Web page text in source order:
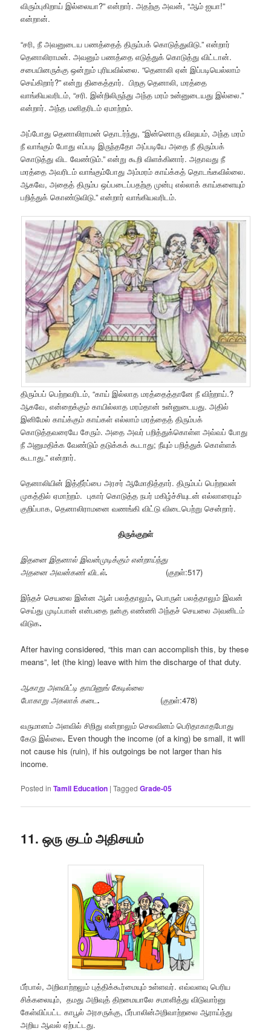
விரும்புகிறாய் இல்லையா?” என்றார். அதற்கு அவன், “ஆம் ஐயா!”
என்றான்.
“சரி, நீ அவனுடைய பணத்தைத் திரும்பக் கொடுத்துவிடு.” என்றார்
தெனாலிராமன். அவனும் பணத்தை எடுத்துக் கொடுத்து விட்டான்.
சபையினருக்கு ஒன்றும் புரியவில்லை. “தெனாலி ஏன் இப்படியெல்லாம்
செய்கிறார்?” என்று திகைத்தார். பிறகு தெனாலி, மரத்தை
வாங்கியவரிடம், “சரி. இன்றிலிருந்து அந்த மரம் உன்னுடையது இல்லை.”
என்றார். அந்த மனிதரிடம் ஏமாற்றம்.
அப்போது தெனாலிராமன் தொடர்ந்து, “இன்னொரு விஷயம், அந்த மரம்
நீ வாங்கும் போது எப்படி இருந்ததோ அப்படியே அதை நீ திரும்பக்
கொடுத்து விட வேண்டும்.” என்று கூறி விளக்கினார். அதாவது நீ
மரத்தை அவரிடம் வாங்கும்போது அம்மரம் காய்க்கத் தொடங்கவில்லை.
ஆகவே, அதைத் திரும்ப ஒப்படைப்பதற்கு முன்பு எல்லாக் காய்களையும்
பறித்துக் கொண்டுவிடு.” என்றார் வாங்கியவரிடம்.
திரும்பப் பெற்றவரிடம், “காய் இல்லாத மரத்தைத்தானே நீ விற்றாய்.?
ஆகவே, என்றைக்கும் காயில்லாத மரம்தான் உன்னுடையது. அதில்
இனிமேல் காய்க்கும் காய்கள் எல்லாம் மரத்தைத் திரும்பக்
கொடுத்தவரையே சேரும். அதை அவர் பறித்துக்கொள்ள அவ்வப் போது
நீ அனுமதிக்க வேண்டும் தடுக்கக் கூடாது; நீயும் பறித்துக் கொள்ளக்
கூடாது.” என்றார்.
தெனாலியின் இத்தீர்ப்பை அரசர் ஆமோதித்தார். திரும்பப் பெற்றவன்
முகத்தில் ஏமாற்றம். புகார் கொடுத்த நபர் மகிழ்ச்சியுடன் எல்லாரையும்
குறிப்பாக, தெனாலிராமனை வணங்கி விட்டு விடைபெற்று சென்றார்.
திருக்குறள்
இதனை இதனால் இவன்முடிக்கும் என்றாய்ந்து
அதனை அவன்கண் விடல். (குறள்:517)
இந்தச் செயலை இன்ன ஆள் பலத்தாலும்,பொருள் பலத்தாலும் இவன்
செய்து முடிப்பான் என்பதை நன்கு எண்ணி அந்தச் செயலை அவனிடம்
விடுக.
After having considered, “this man can accomplish this, by these
means”, let (the king) leave with him the discharge of that duty.
ஆகாறு அளவிட்டி தாயினுங் கேடில்லை
போகாறு அகலாக் கடை. (குறள்:478)
வருமானம் அளவில் சிறிது என்றாலும் செலவினம் பெரிதாகாதபோது
கேடு இல்லை. Even though the income (of a king) be small, it will
not cause his (ruin), if his outgoings be not larger than his
income.
Posted in Tamil Education |Tagged Grade-05
11. ஒரு குடம் அதிசயம்
பீர்பால், அறிவாற்றலும் புத்திக்கூர்மையும் உள்ளவர். எவ்வளவு பெரிய
சிக்கலையும், தமது அறிவுத் திறமையாலே சமாளித்து விடுவார்னு
கேள்விப்பட்ட காபூல் அரசருக்கு, பீர்பாலின்அறிவாற்றலை ஆராய்ந்து
அறிய ஆவல் ஏற்பட்டது.